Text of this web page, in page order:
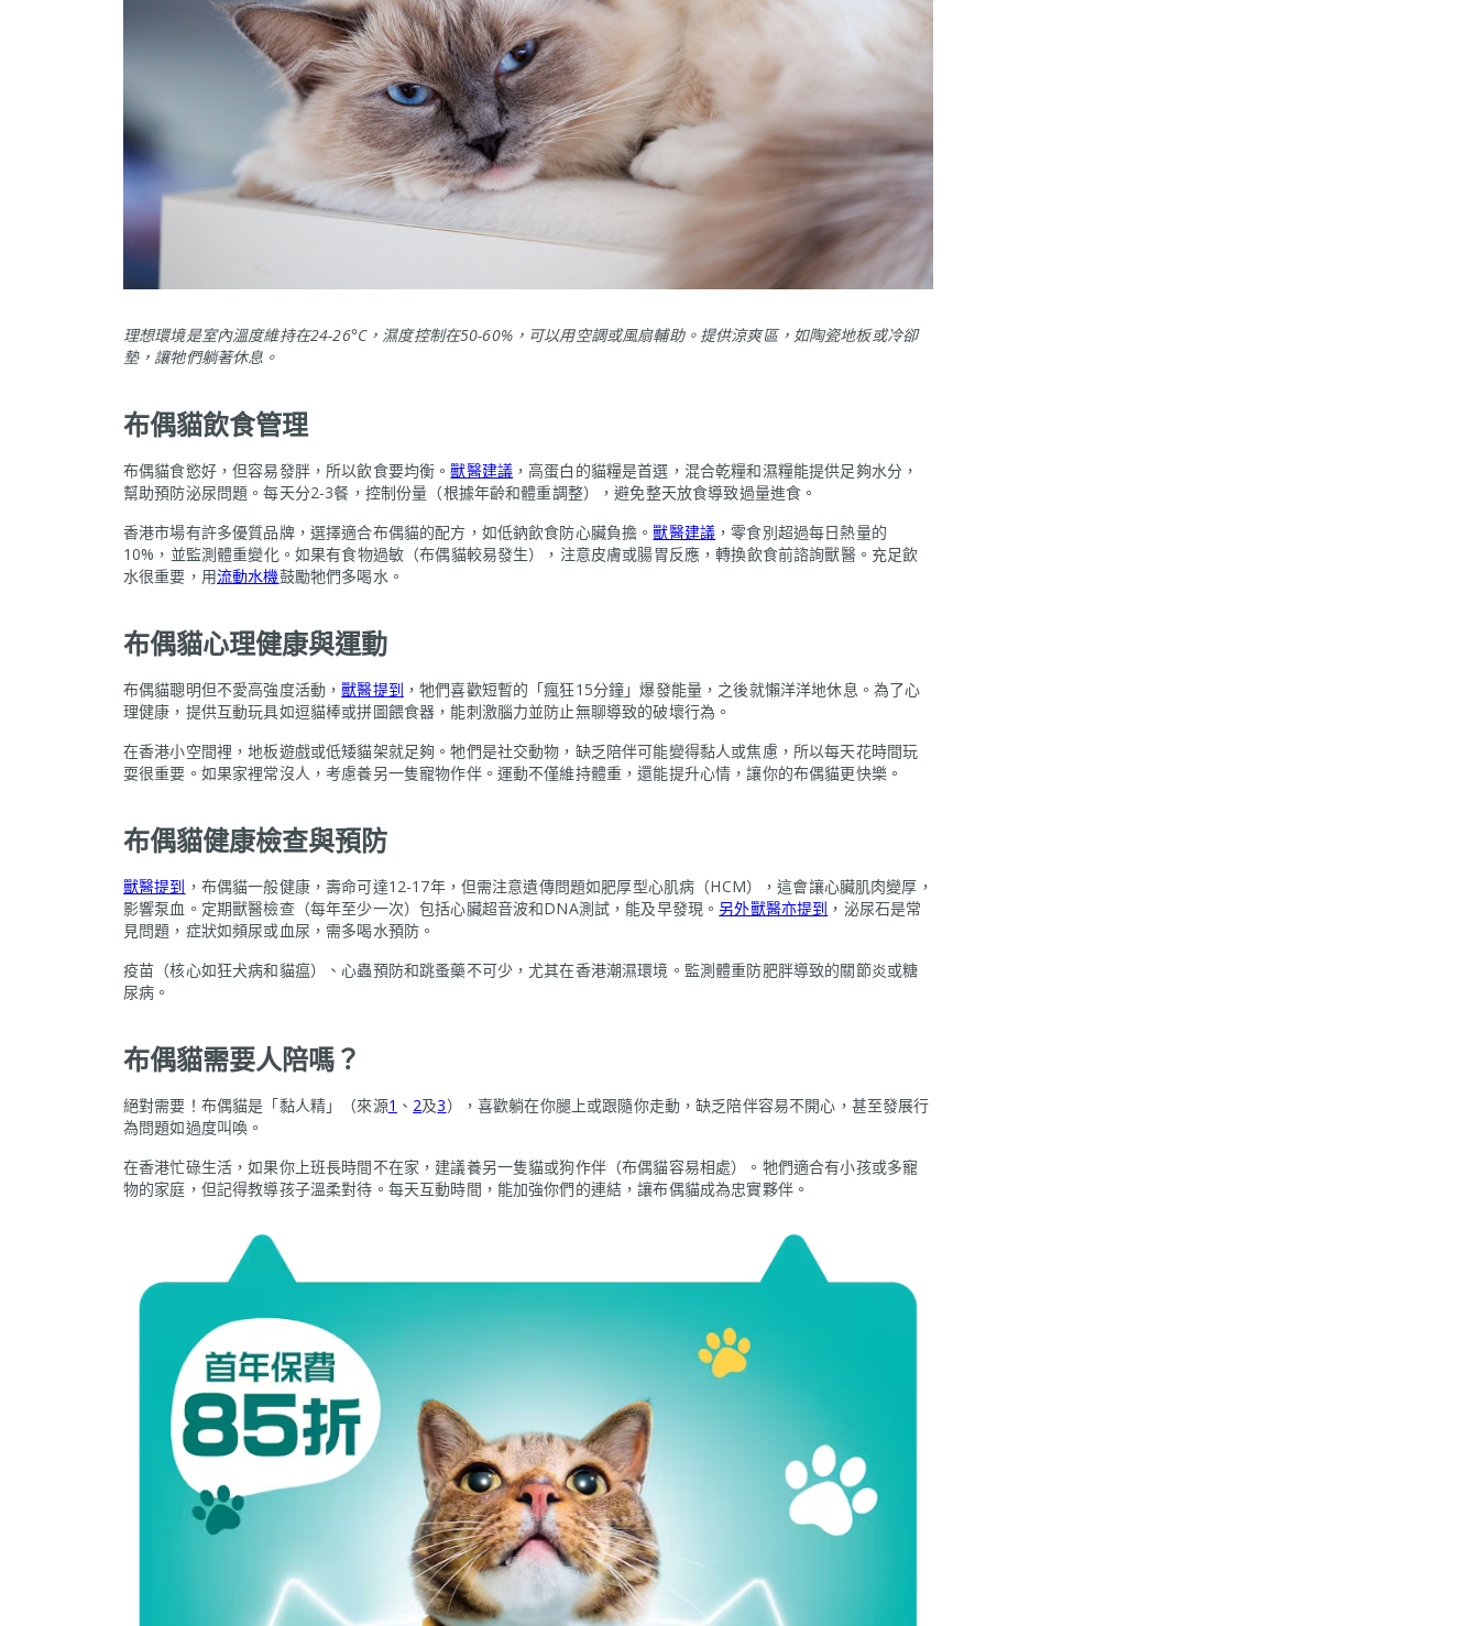
理想環境是室內溫度維持在24-26°C，濕度控制在50-60%，可以用空調或風扇輔助。提供涼爽區，如陶瓷地板或冷卻
墊，讓牠們躺著休息。
布偶貓飲食管理
布偶貓食慾好，但容易發胖，所以飲食要均衡。獸醫建議 ，高蛋白的貓糧是首選，混合乾糧和濕糧能提供足夠水分，
幫助預防泌尿問題。每天分2-3餐，控制份量（根據年齡和體重調整），避免整天放食導致過量進食。
香港市場有許多優質品牌，選擇適合布偶貓的配方，如低鈉飲食防心臟負擔。獸醫建議 ，零食別超過每日熱量的
10%，並監測體重變化。如果有食物過敏（布偶貓較易發生），注意皮膚或腸胃反應，轉換飲食前諮詢獸醫。充足飲
水很重要，用流動水機鼓勵牠們多喝水。
布偶貓心理健康與運動
布偶貓聰明但不愛高強度活動，獸醫提到 ，牠們喜歡短暫的「瘋狂15分鐘」爆發能量，之後就懶洋洋地休息。為了心
理健康，提供互動玩具如逗貓棒或拼圖餵食器，能刺激腦力並防止無聊導致的破壞行為。
在香港小空間裡，地板遊戲或低矮貓架就足夠。牠們是社交動物，缺乏陪伴可能變得黏人或焦慮，所以每天花時間玩
耍很重要。如果家裡常沒人，考慮養另一隻寵物作伴。運動不僅維持體重，還能提升心情，讓你的布偶貓更快樂。
布偶貓健康檢查與預防
獸醫提到 ，布偶貓一般健康，壽命可達12-17年，但需注意遺傳問題如肥厚型心肌病（HCM），這會讓心臟肌肉變厚，
影響泵血。定期獸醫檢查（每年至少一次）包括心臟超音波和DNA測試，能及早發現。 另外獸醫亦提到 ，泌尿石是常
見問題，症狀如頻尿或血尿，需多喝水預防。
疫苗（核心如狂犬病和貓瘟）、心蟲預防和跳蚤藥不可少，尤其在香港潮濕環境。監測體重防肥胖導致的關節炎或糖
尿病。
布偶貓需要人陪嗎？
絕對需要！布偶貓是「黏人精」（來源1 、 2及3），喜歡躺在你腿上或跟隨你走動，缺乏陪伴容易不開心，甚至發展行
為問題如過度叫喚。
在香港忙碌生活，如果你上班長時間不在家，建議養另一隻貓或狗作伴（布偶貓容易相處）。牠們適合有小孩或多寵
物的家庭，但記得教導孩子溫柔對待。每天互動時間，能加強你們的連結，讓布偶貓成為忠實夥伴。